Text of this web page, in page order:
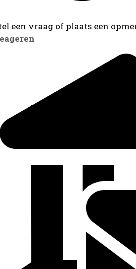
een vraag of plaats een